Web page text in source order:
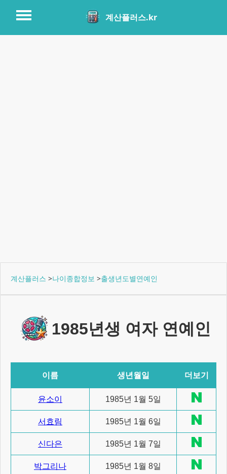
계산플러스.kr
계산플러스 >나이종합정보 >출생년도별연예인
1985년생 여자 연예인
이름 생년월일 더보기
윤소이 1985년 1월 5일
서효림 1985년 1월 6일
신다은 1985년 1월 7일
박그리나 1985년 1월 8일